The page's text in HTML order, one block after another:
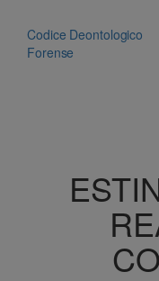
contenuto
Codice Deontologico
Forense